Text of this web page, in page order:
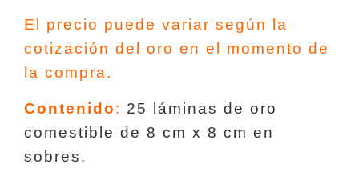
El precio puede variar según la
cotización del oro en el momento de
la compra.
Contenido: 25 láminas de oro
comestible de 8 cm x 8 cm en
sobres.